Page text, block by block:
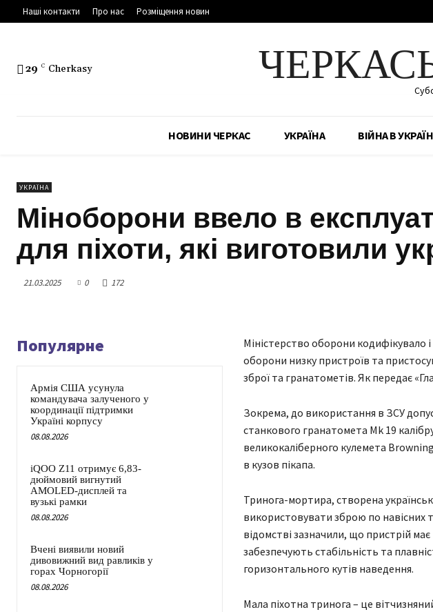
Наші контакти Про нас Розміщення новин
29 C Cherkasy
НОВИНИ ЧЕРКАС УКРАЇНА ВІЙНА В
УКРАЇНА
Міноборони ввело в
для піхоти, які виготовили
21.03.2025 0 172
Популярне
Армія США усунула
командувача залученого у
координації підтримки
Україні корпусу
08.08.2026
iQOO Z11 отримує 6,83-
дюймовий вигнутий
AMOLED-дисплей та
вузькі рамки
08.08.2026
Вчені виявили новий
дивовижний вид равликів у
горах Чорногорії
08.08.2026
Міністерство оборони кодифікувало
оборони низку пристроїв та
зброї та гранатометів. Як передає
Зокрема, до використання в ЗСУ
станкового гранатомета Mk 19
великокаліберного кулемета
в кузов пікапа.
Тринога-мортира, створена
використовувати зброю по навісних
відомстві зазначили, що пристрій
забезпечують стабільність та
горизонтального кутів наведення.
Мала піхотна тринога – це